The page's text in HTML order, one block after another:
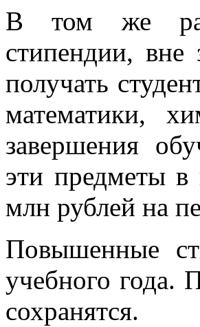
В том же
стипендии, вне
получать
математики,
завершения
эти предметы
млн рублей на
Повышенные
учебного года.
сохранятся.